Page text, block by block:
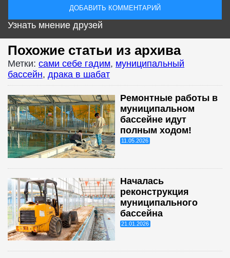
Узнать мнение друзей
Похожие статьи из архива
Метки: сами себе гадим, муниципальный
бассейн, драка в шабат
Ремонтные работы в
муниципальном
бассейне идут
полным ходом!
11.05.2026
Началась
реконструкция
муниципального
бассейна
21.01.2026